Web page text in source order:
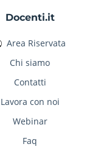
Docenti.it
Area Riservata
Chi siamo
Contatti
Lavora con noi
Webinar
Faq